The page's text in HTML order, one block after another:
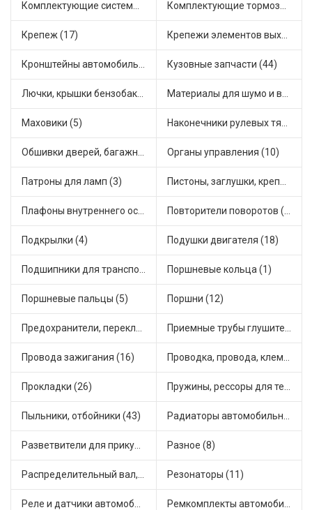
Комплектующие системы питания (21) Комплектующие тормозной системы (14)
Крепеж (17) Крепежи элементов выхлопной системы (3)
Кронштейны автомобильные (11) Кузовные запчасти (44)
Лючки, крышки бензобака (3) Материалы для шумо и виброизоляции (1)
Маховики (5) Наконечники рулевых тяг (18)
Обшивки дверей, багажника, потолков, накладки салона (4) Органы управления (10)
Патроны для ламп (3) Пистоны, заглушки, крепежные элементы (6)
Плафоны внутреннего освещения (1) Повторители поворотов (9)
Подкрылки (4) Подушки двигателя (18)
Подшипники для транспорта (24) Поршневые кольца (1)
Поршневые пальцы (5) Поршни (12)
Предохранители, переключатели, кнопки автомобильные (54) Приемные трубы глушителя (7)
Провода зажигания (16) Проводка, провода, клеммы и разъемы (19)
Прокладки (26) Пружины, рессоры для техники (7)
Пыльники, отбойники (43) Радиаторы автомобильные (10)
Разветвители для прикуривателя (4) Разное (8)
Распределительный вал, шестерни распределительного (5) Резонаторы (11)
Реле и датчики автомобильные (111) Ремкомплекты автомобильные (67)